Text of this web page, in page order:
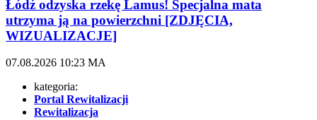
Łódź odzyska rzekę Lamus! Specjalna mata
utrzyma ją na powierzchni [ZDJĘCIA,
WIZUALIZACJE]
07.08.2026 10:23 MA
kategoria:
Portal Rewitalizacji
Rewitalizacja